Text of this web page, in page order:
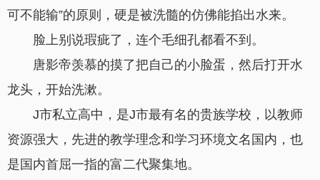
可不能输”的原则，硬是被洗髓的仿佛能掐出水来。
脸上别说瑕疵了，连个毛细孔都看不到。
唐影帝羡慕的摸了把自己的小脸蛋，然后打开水
龙头，开始洗漱。
J市私立高中，是J市最有名的贵族学校，以教师
资源强大，先进的教学理念和学习环境文名国内，也
是国内首屈一指的富二代聚集地。